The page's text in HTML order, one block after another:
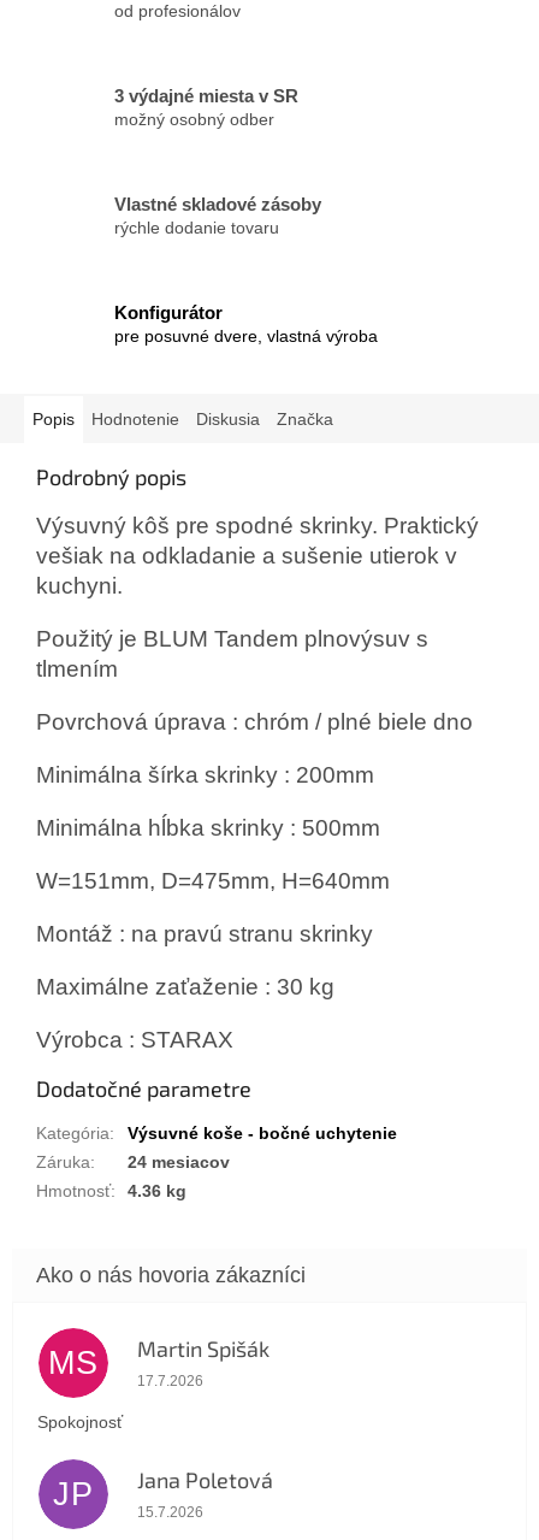
od profesionálov
3 výdajné miesta v SR
možný osobný odber
Vlastné skladové zásoby
rýchle dodanie tovaru
Konfigurátor
pre posuvné dvere, vlastná výroba
Popis Hodnotenie Diskusia Značka
Podrobný popis
Výsuvný kôš pre spodné skrinky. Praktický
vešiak na odkladanie a sušenie utierok v
kuchyni.
Použitý je BLUM Tandem plnovýsuv s
tlmením
Povrchová úprava : chróm / plné biele dno
Minimálna šírka skrinky : 200mm
Minimálna hĺbka skrinky : 500mm
W=151mm, D=475mm, H=640mm
Montáž : na pravú stranu skrinky
Maximálne zaťaženie : 30 kg
Výrobca : STARAX
Dodatočné parametre
Kategória:
Výsuvné koše - bočné uchytenie
Záruka:
24 mesiacov
Hmotnosť: 4.36 kg
MS Martin Spišák
Hodnotenie obchodu je 5 z 5 hviezdičiek.
17.7.2026
Spokojnosť
JP Jana Poletová
Hodnotenie obchodu je 5 z 5 hviezdičiek.
15.7.2026